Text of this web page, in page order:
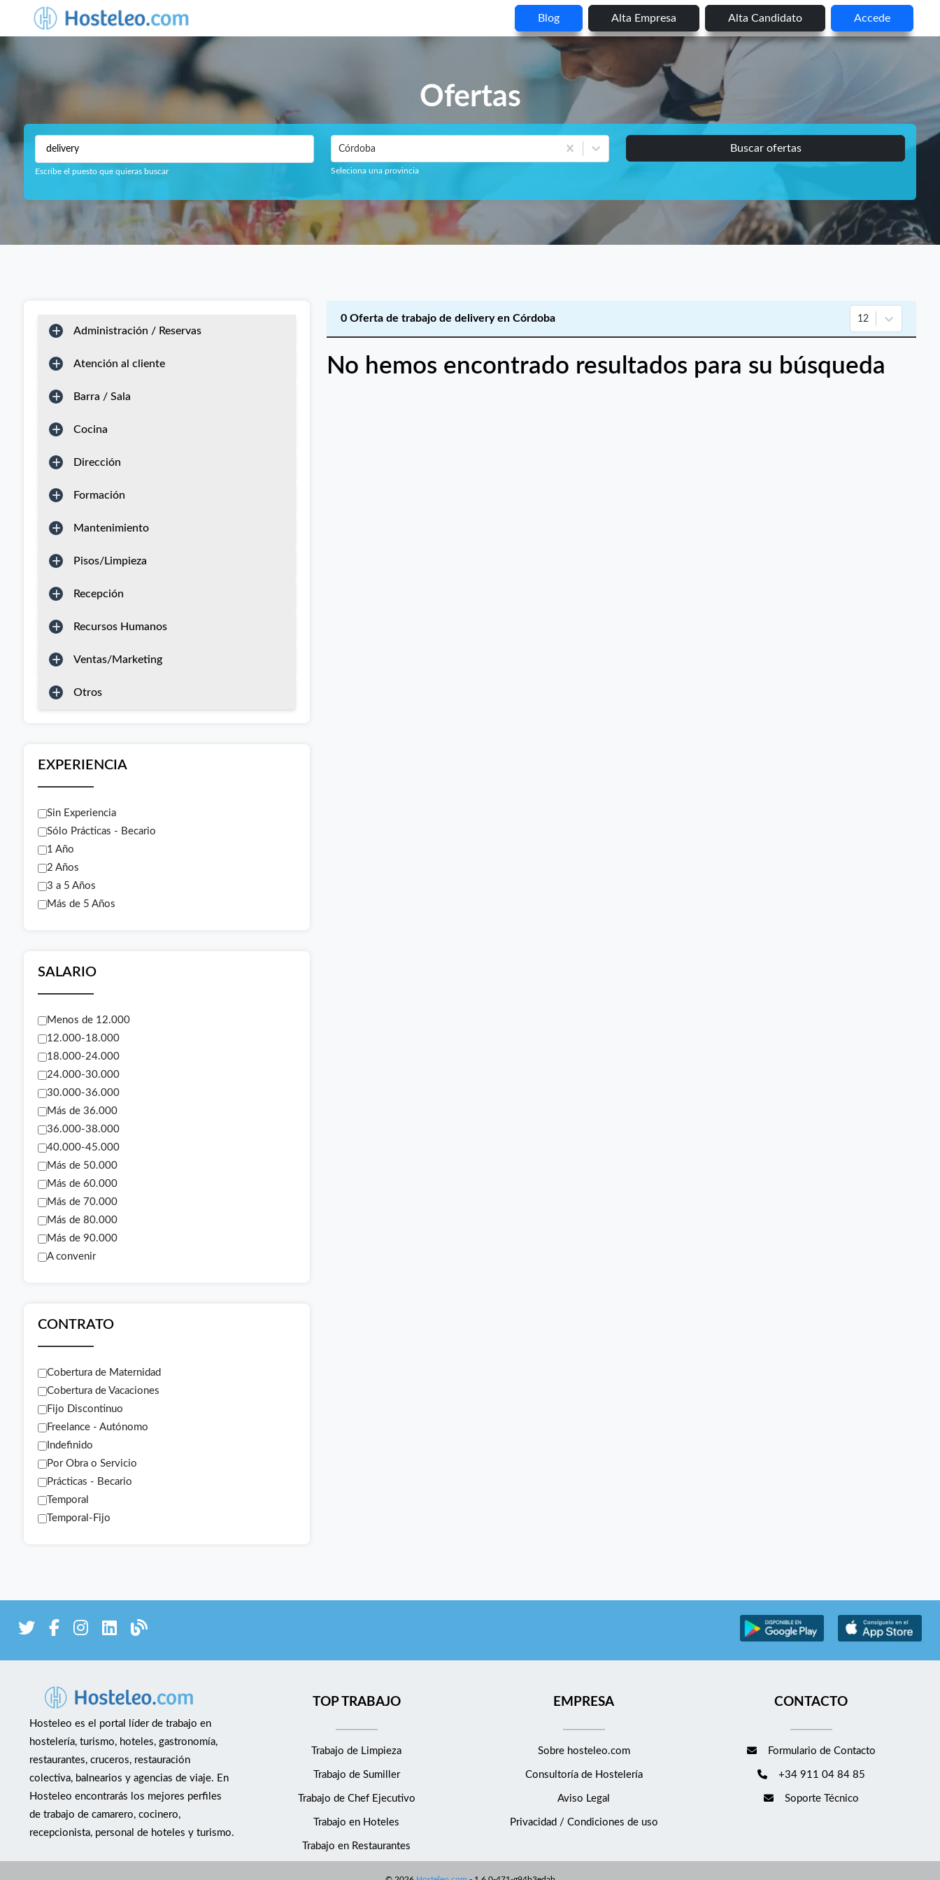
Blog Alta Empresa Alta Candidato Accede
Ofertas
Escribe el puesto que quieras buscar
Córdoba
Seleciona una provincia
Buscar ofertas
Administración / Reservas
Atención al cliente
Barra / Sala
Cocina
Dirección
Formación
Mantenimiento
Pisos/Limpieza
Recepción
Recursos Humanos
Ventas/Marketing
Otros
EXPERIENCIA
Sin Experiencia
Sólo Prácticas - Becario
1 Año
2 Años
3 a 5 Años
Más de 5 Años
SALARIO
Menos de 12.000
12.000-18.000
18.000-24.000
24.000-30.000
30.000-36.000
Más de 36.000
36.000-38.000
40.000-45.000
Más de 50.000
Más de 60.000
Más de 70.000
Más de 80.000
Más de 90.000
A convenir
CONTRATO
Cobertura de Maternidad
Cobertura de Vacaciones
Fijo Discontinuo
Freelance - Autónomo
Indefinido
Por Obra o Servicio
Prácticas - Becario
Temporal
Temporal-Fijo
0 Oferta de trabajo de delivery en Córdoba 12
No hemos encontrado resultados para su búsqueda
Hosteleo es el portal líder de trabajo en
hostelería, turismo, hoteles, gastronomía,
restaurantes, cruceros, restauración
colectiva, balnearios y agencias de viaje. En
Hosteleo encontrarás los mejores perfiles
de trabajo de camarero, cocinero,
recepcionista, personal de hoteles y turismo.
TOP TRABAJO
Trabajo de Limpieza
Trabajo de Sumiller
Trabajo de Chef Ejecutivo
Trabajo en Hoteles
Trabajo en Restaurantes
EMPRESA
Sobre hosteleo.com
Consultoría de Hostelería
Aviso Legal
Privacidad / Condiciones de uso
CONTACTO
Formulario de Contacto
+34 911 04 84 85
Soporte Técnico